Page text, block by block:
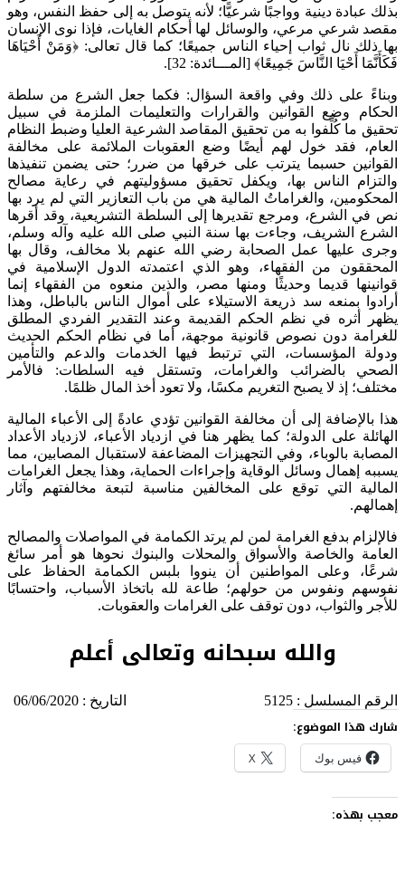
بذلك عبادة دينية وواجبًا شرعيًّا؛ لأنه يتوصل به إلى حفظ النفس، وهو
مقصد شرعي مرعي، والوسائل لها أحكام الغايات، فإذا نوى الإنسان
بها ذلك نال ثواب إحياء الناس جميعًا؛ كما قال تعالى: ﴿وَمَنْ أَحْيَاهَا
فَكَأَنَّمَا أَحْيَا النَّاسَ جَمِيعًا﴾ [المـــائدة: 32].
وبناءً على ذلك وفي واقعة السؤال: فكما جعل الشرع من سلطة
الحكام وضع القوانين والقرارات والتعليمات الملزمة في سبيل
تحقيق ما كُلِّفوا به من تحقيق المقاصد الشرعية العليا وضبط النظام
العام، فقد خول لهم أيضًا وضع العقوبات الملائمة على مخالفة
القوانين حسبما يترتب على خرقها من ضرر؛ حتى يضمن تنفيذها
والتزام الناس بها، ويكفل تحقيق مسؤوليتهم في رعاية مصالح
المحكومين، والغراماتُ المالية هي من باب التعازير التي لم يرد بها
نص في الشرع، ومرجع تقديرها إلى السلطة التشريعية، وقد أقرها
الشرع الشريف، وجاءت بها سنة النبي صلى الله عليه وآله وسلم،
وجرى عليها عمل الصحابة رضي الله عنهم بلا مخالف، وقال بها
المحققون من الفقهاء، وهو الذي اعتمدته الدول الإسلامية في
قوانينها قديما وحديثًا ومنها مصر، والذين منعوه من الفقهاء إنما
أرادوا بمنعه سد ذريعة الاستيلاء على أموال الناس بالباطل، وهذا
يظهر أثره في نظم الحكم القديمة وعند التقدير الفردي المطلق
للغرامة دون نصوص قانونية موجهة، أما في نظام الحكم الحديث
ودولة المؤسسات، التي ترتبط فيها الخدمات والدعم والتأمين
الصحي بالضرائب والغرامات، وتستقل فيه السلطات: فالأمر
مختلف؛ إذ لا يصبح التغريم مكسًا، ولا تعود أخذ المال ظلمًا.
هذا بالإضافة إلى أن مخالفة القوانين تؤدي عادةً إلى الأعباء المالية
الهائلة على الدولة؛ كما يظهر هنا في ازدياد الأعباء، لازدياد الأعداد
المصابة بالوباء، وفي التجهيزات المضاعفة لاستقبال المصابين، مما
يسببه إهمال وسائل الوقاية وإجراءات الحماية، وهذا يجعل الغرامات
المالية التي توقع على المخالفين مناسبة لتبعة مخالفتهم وآثار
إهمالهم.
فالإلزام بدفع الغرامة لمن لم يرتد الكمامة في المواصلات والمصالح
العامة والخاصة والأسواق والمحلات والبنوك نحوها هو أمر سائغ
شرعًا، وعلى المواطنين أن ينووا بلبس الكمامة الحفاظ على
نفوسهم ونفوس من حولهم؛ طاعة لله باتخاذ الأسباب، واحتسابًا
للأجر والثواب، دون توقف على الغرامات والعقوبات.
والله سبحانه وتعالى أعلم
الرقم المسلسل :
5125 التاريخ :
06/06/2020
شارك هذا الموضوع:
فيس بوك X
معجب بهذه: